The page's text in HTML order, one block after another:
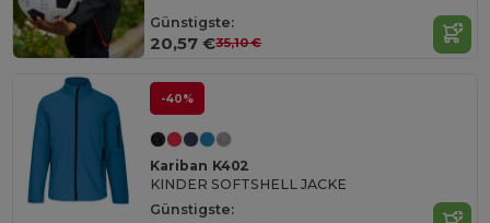
Günstigste:
20,57 €35,10 €
-40%
Kariban K402
KINDER SOFTSHELL JACKE
Günstigste: